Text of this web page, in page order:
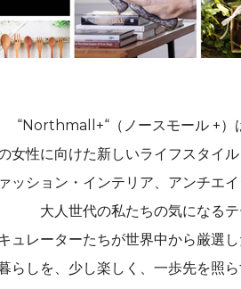
“Northmall+“（ノースモール +）
女性に向けた新しいライフスタイ
ッション・インテリア、アンチエ
大人世代の私たちの気になる
ュレーターたちが世界中から厳選
らしを、少し楽しく、一歩先を照